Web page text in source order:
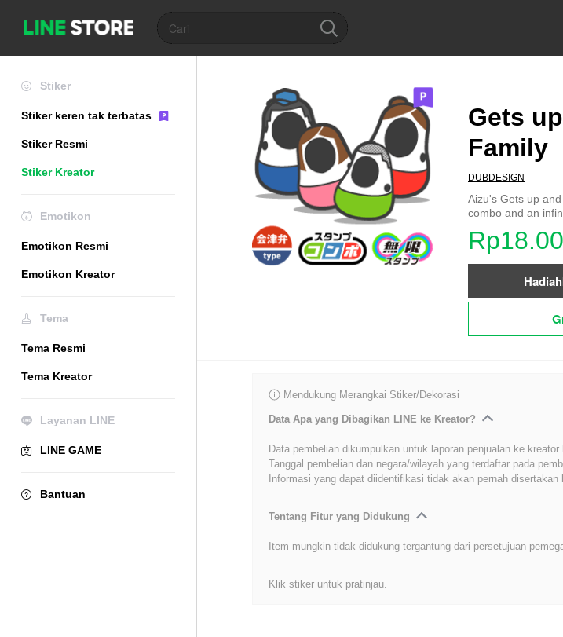
Stiker
Stiker keren tak terbatas
Stiker Resmi
Stiker Kreator
Emotikon
Emotikon Resmi
Emotikon Kreator
Tema
Tema Resmi
Tema Kreator
Layanan LINE
LINE GAME
Bantuan
Gets
Family
DUBDESIGN
Aizu's Gets up
combo and an
Mendukung Merangkai Stiker/Dekorasi
Data Apa yang Dibagikan LINE ke Kreator?
Data pembelian dikumpulkan untuk laporan penjualan ke kreator
Tanggal pembelian dan negara/wilayah yang terdaftar pada
Informasi yang dapat diidentifikasi tidak akan pernah disertakan
Tentang Fitur yang Didukung
Item mungkin tidak didukung tergantung dari persetujuan
Klik stiker untuk pratinjau.